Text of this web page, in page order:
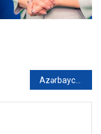
Azərbaycanlı Mərakeşin ən yüksək zirvəsini fəth edib – FOTO